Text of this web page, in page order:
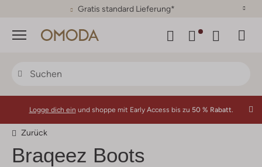
30 Tage Rückgaberecht
Menü
Logge dich ein und shoppe mit Early Access bis zu 50 % Rabatt.
Zurück
Braqeez Boots